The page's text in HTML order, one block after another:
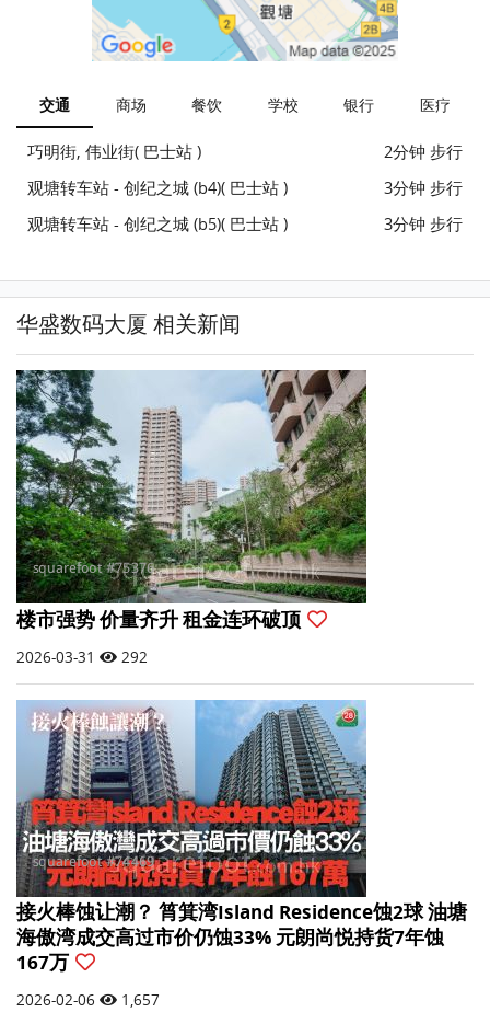
交通 商场 餐饮 学校 银行 医疗
巧明街, 伟业街( 巴士站 )
2分钟 步行
观塘转车站 - 创纪之城 (b4)( 巴士站 )
3分钟 步行
观塘转车站 - 创纪之城 (b5)( 巴士站 )
3分钟 步行
华盛数码大厦 相关新闻
楼市强势 价量齐升 租金连环破顶
2026-03-31 292
接火棒蚀让潮？ 筲箕湾Island Residence蚀2球 油塘
海傲湾成交高过市价仍蚀33% 元朗尚悦持货7年蚀
167万
2026-02-06 1,657